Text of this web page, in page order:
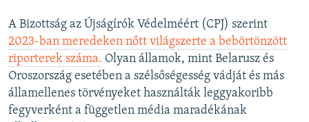
A Bizottság az Újságírók Védelméért (CPJ) szerint
2023-ban meredeken nőtt világszerte a bebörtönzött
riporterek száma. Olyan államok, mint Belarusz és
Oroszország esetében a szélsőségesség vádját és más
államellenes törvényeket használták leggyakoribb
fegyverként a független média maradékának